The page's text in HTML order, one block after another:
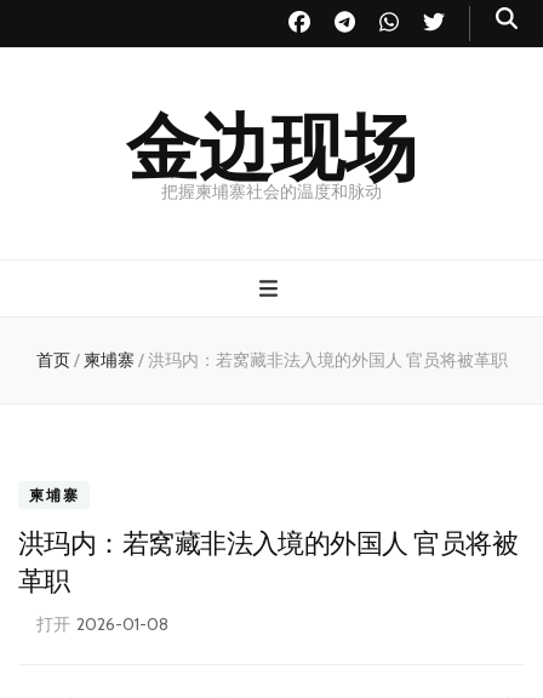
金边现场
把握柬埔寨社会的温度和脉动
首页/ 柬埔寨 /洪玛内：若窝藏非法入境的外国人 官员将被革职
柬埔寨
洪玛内：若窝藏非法入境的外国人 官员将被
革职
打开 2026-01-08